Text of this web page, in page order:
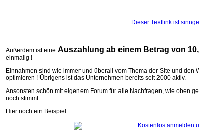
Dieser Textlink ist
Außerdem ist eine Auszahlung ab einem Betrag von
einmalig !
Einnahmen sind wie immer und überall vom Thema der Site und
optimieren ! Übrigens ist das Unternehmen bereits seit 2000 aktiv.
Ansonsten schön mit eigenem Forum für alle Nachfragen, wie oben
noch stimmt...
Hier noch ein Beispiel: